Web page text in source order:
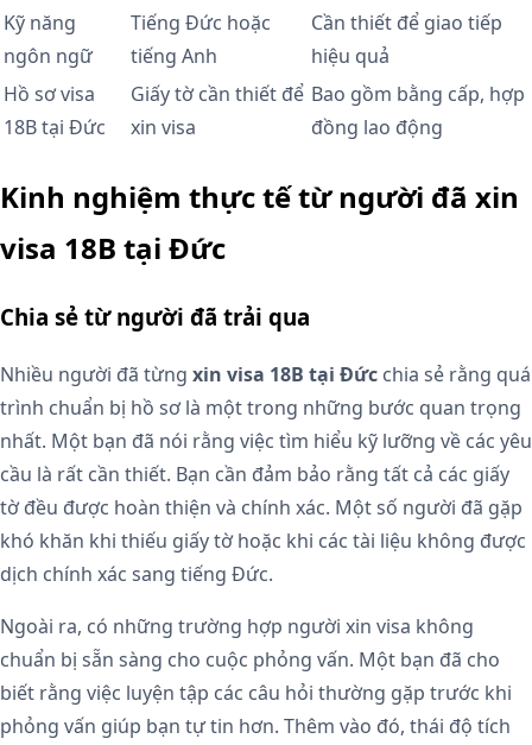
Kỹ năng
ngôn ngữ
Tiếng Đức hoặc
tiếng Anh
Cần thiết để giao tiếp
hiệu quả
Hồ sơ visa
18B tại Đức
Giấy tờ cần thiết để
xin visa
Bao gồm bằng cấp, hợp
đồng lao động
Kinh nghiệm thực tế từ người đã xin
visa 18B tại Đức
Chia sẻ từ người đã trải qua
Nhiều người đã từng xin visa 18B tại Đức chia sẻ rằng quá
trình chuẩn bị hồ sơ là một trong những bước quan trọng
nhất. Một bạn đã nói rằng việc tìm hiểu kỹ lưỡng về các yêu
cầu là rất cần thiết. Bạn cần đảm bảo rằng tất cả các giấy
tờ đều được hoàn thiện và chính xác. Một số người đã gặp
khó khăn khi thiếu giấy tờ hoặc khi các tài liệu không được
dịch chính xác sang tiếng Đức.
Ngoài ra, có những trường hợp người xin visa không
chuẩn bị sẵn sàng cho cuộc phỏng vấn. Một bạn đã cho
biết rằng việc luyện tập các câu hỏi thường gặp trước khi
phỏng vấn giúp bạn tự tin hơn. Thêm vào đó, thái độ tích